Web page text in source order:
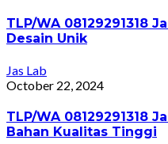
TLP/WA 08129291318
Desain Unik
Jas Lab
October 22, 2024
TLP/WA 08129291318
Bahan Kualitas Tinggi